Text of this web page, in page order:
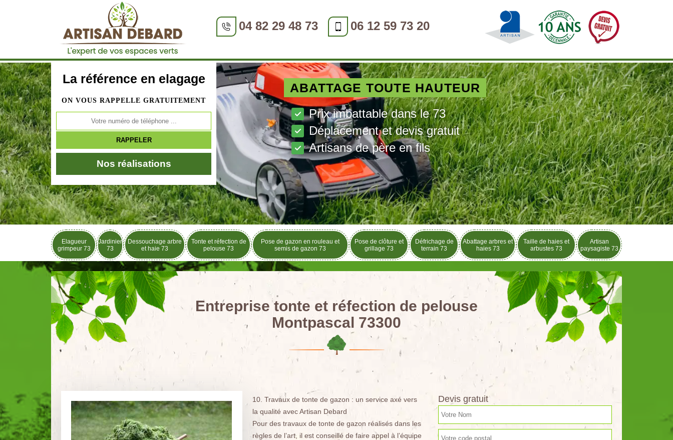
04 82 29 48 73 06 12 59 73 20
La référence en elagage
ON VOUS RAPPELLE GRATUITEMENT
Nos réalisations
ABATTAGE TOUTE HAUTEUR
Prix imbattable dans le 73
Déplacement et devis gratuit
Artisans de père en fils
Elagueur
grimpeur 73
Jardinier
73
Dessouchage arbre
et haie 73
Tonte et réfection de
pelouse 73
Pose de gazon en rouleau et
semis de gazon 73
Pose de clôture et
grillage 73
Défrichage de
terrain 73
Abattage arbres et
haies 73
Taille de haies et
arbustes 73
Artisan
paysagiste 73
Entreprise tonte et réfection de pelouse
Montpascal 73300
10. Travaux de tonte de gazon : un service axé vers
la qualité avec Artisan Debard
Pour des travaux de tonte de gazon réalisés dans les
règles de l’art, il est conseillé de faire appel à l’équipe
Devis gratuit